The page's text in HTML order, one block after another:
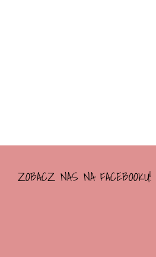
ZOBACZ NAS NA FACEBOOKU!